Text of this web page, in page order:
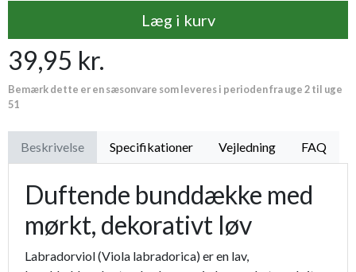
Læg i kurv
39,95 kr.
Bemærk dette er en sæsonvare som leveres i perioden fra uge 2 til uge
51
Beskrivelse Specifikationer Vejledning FAQ
Duftende bunddække med
mørkt, dekorativt løv
Labradorviol (Viola labradorica) er en lav,